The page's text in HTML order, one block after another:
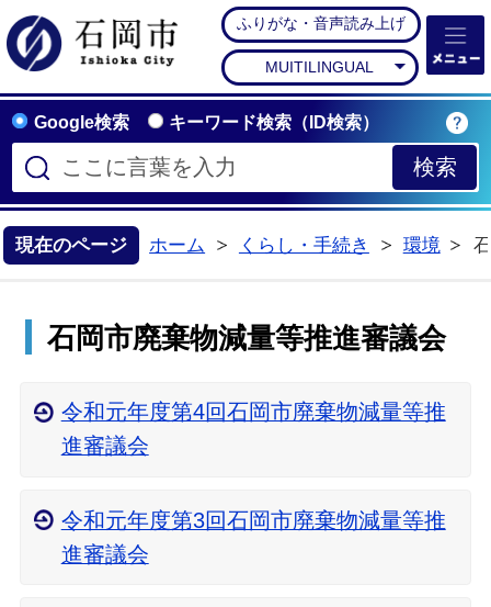
石岡市公式ホームペー
ふりがな・音声読み上げ
MUITILINGUAL
Google検索 キーワード検索（ID検索）
現在のページ ホーム
くらし・手続き
環境
石岡市廃棄物減量等推進審議会
令和元年度第4回石岡市廃棄物減量等推
進審議会
令和元年度第3回石岡市廃棄物減量等推
進審議会